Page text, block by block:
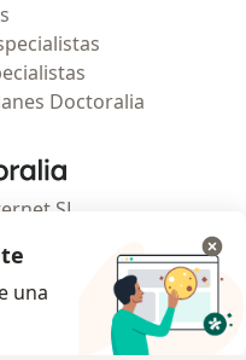
Doctoralia
- Página de inicio
SL
Spain
una